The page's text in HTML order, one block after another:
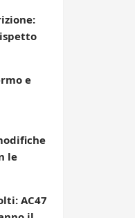
e
le
AC47